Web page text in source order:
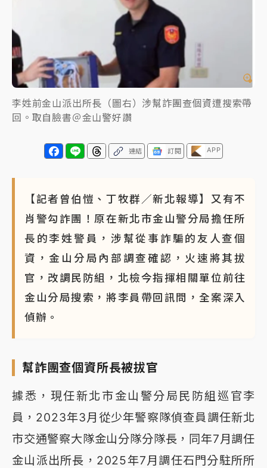
中信慈善基金會想增加董事人數！辜仲諒向法院聲請遭
故宮《龍藏經》特展第2檔！今線上預約開賣一度塞車
周六起展出延長至晚上7時
押庭
雨熱區曝
李姓前金山派出所長（圖右）涉幫詐團查個資遭搜索帶
回。取自臉書＠金山警好讚
連結 訂閱 APP
【記者曾伯愷、丁牧群／新北報導】又有不
肖警勾詐團！原在新北市金山警分局擔任所
長的李姓警員，涉幫從事詐騙的友人查個
資，金山分局內部調查確認，火速將其拔
官，改調民防組，北檢今指揮相關單位前往
金山分局搜索，將李員帶回訊問，全案深入
偵辦。
幫詐團查個資所長被拔官
據悉，現任新北市金山警分局民防組巡官李
員，2023年3月從少年警察隊偵查員調任新北
市交通警察大隊金山分隊分隊長，同年7月調任
金山派出所長，2025年7月調任石門分駐所所